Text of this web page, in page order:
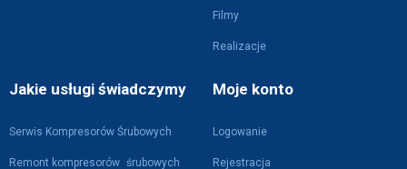
Filmy
Realizacje
Jakie usługi świadczymy
Serwis Kompresorów Śrubowych
Remont kompresorów śrubowych
Moje konto
Logowanie
Rejestracja